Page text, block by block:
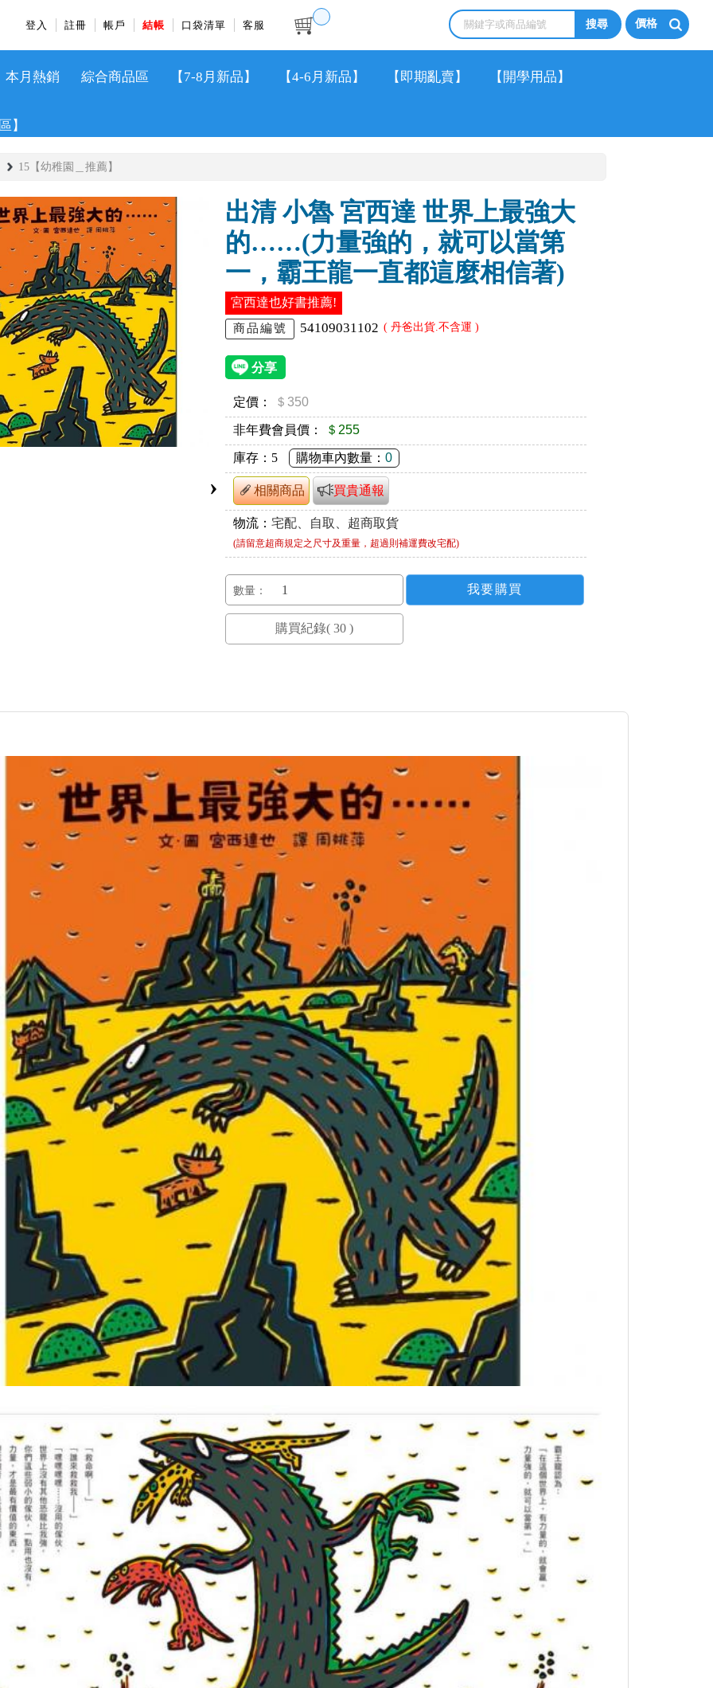
登入 註冊 帳戶 結帳 口袋清單 客服 價格
本月熱銷 綜合商品區 【7-8月新品】 【4-6月新品】 【即期亂賣】 【開學用品】
】
15【幼稚園＿推薦】
›
出清 小魯 宮西達 世界上最強大
的……(力量強的，就可以當第
一，霸王龍一直都這麼相信著)
宮西達也好書推薦!
商品編號 54109031102 ( 丹爸出貨.不含運 )
定價： ＄350
非年費會員價： ＄255
庫存： 5 購物車內數量：0
相關商品 買貴通報
物流：宅配、自取、超商取貨
(請留意超商規定之尺寸及重量，超過則補運費改宅配)
數量：